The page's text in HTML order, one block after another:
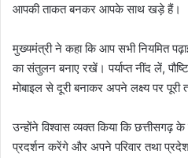
आपकी ताकत बनकर आपके साथ खड़े हैं।
मुख्यमंत्री ने कहा कि आप सभी नियमित
का संतुलन बनाए रखें। पर्याप्त नींद लें,
मोबाइल से दूरी बनाकर अपने लक्ष्य पर पूरी
उन्होंने विश्वास व्यक्त किया कि छत्तीसगढ़ के
प्रदर्शन करेंगे और अपने परिवार तथा